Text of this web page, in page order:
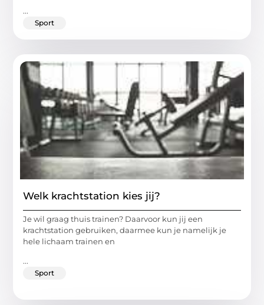
...
Sport
Welk krachtstation kies jij?
Je wil graag thuis trainen? Daarvoor kun jij een
krachtstation gebruiken, daarmee kun je namelijk je
hele lichaam trainen en
...
Sport